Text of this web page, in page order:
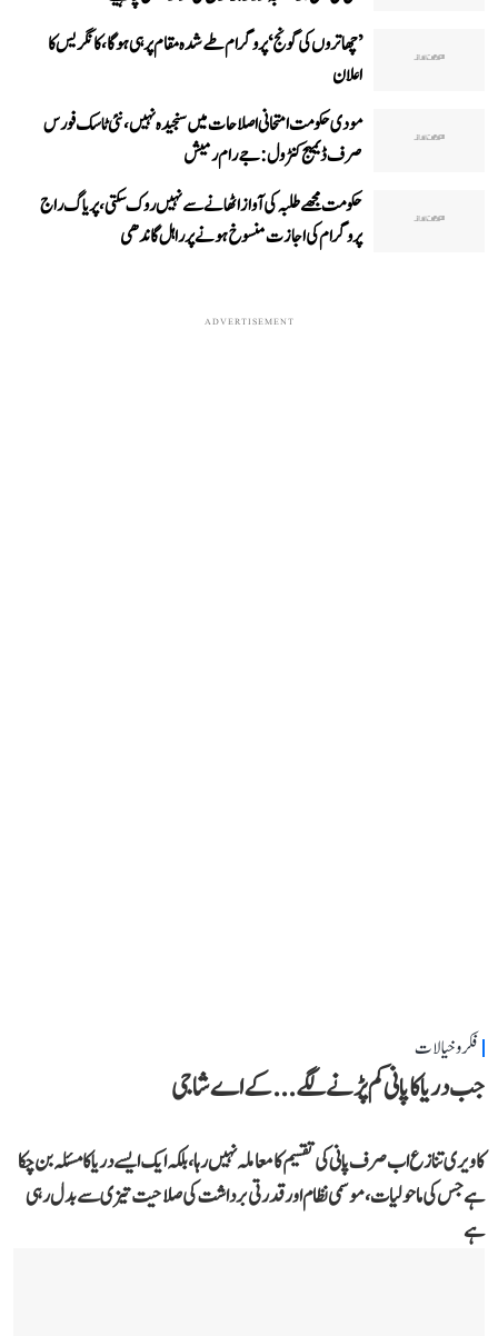
’چھاتروں کی گونج‘ پروگرام طے شدہ مقام پر ہی ہوگا، کانگریس کا
اعلان
مودی حکومت امتحانی اصلاحات میں سنجیدہ نہیں، نئی ٹاسک فورس
صرف ڈیمیج کنٹرول: جے رام رمیش
حکومت مجھے طلبہ کی آواز اٹھانے سے نہیں روک سکتی، پریاگ راج
پروگرام کی اجازت منسوخ ہونے پر راہل گاندھی
ADVERTISEMENT
فکر و خیالات
جب دریا کا پانی کم پڑنے لگے...کے اے شاجی
کاویری تنازع اب صرف پانی کی تقسیم کا معاملہ نہیں رہا، بلکہ ایک ایسے دریا کا مسئلہ بن چکا
ہے جس کی ماحولیات، موسمی نظام اور قدرتی برداشت کی صلاحیت تیزی سے بدل رہی
ہے